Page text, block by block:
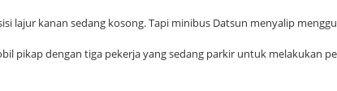
lajur kanan sedang kosong. Tapi minibus Datsun menyalip
pikap dengan tiga pekerja yang sedang parkir untuk melakukan